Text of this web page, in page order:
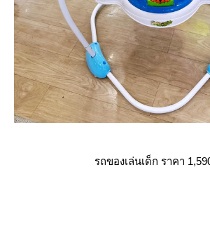
รถของเล่นเด็ก ราคา